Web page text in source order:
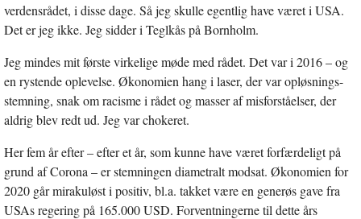
verdensrådet, i disse dage. Så jeg skulle egentlig have været i USA.
Det er jeg ikke. Jeg sidder i Teglkås på Bornholm.
Jeg mindes mit første virkelige møde med rådet. Det var i 2016 – og
en rystende oplevelse. Økonomien hang i laser, der var opløsnings-
stemning, snak om racisme i rådet og masser af misforståelser, der
aldrig blev redt ud. Jeg var chokeret.
Her fem år efter – efter et år, som kunne have været forfærdeligt på
grund af Corona – er stemningen diametralt modsat. Økonomien for
2020 går mirakuløst i positiv, bl.a. takket være en generøs gave fra
USAs regering på 165.000 USD. Forventningerne til dette års